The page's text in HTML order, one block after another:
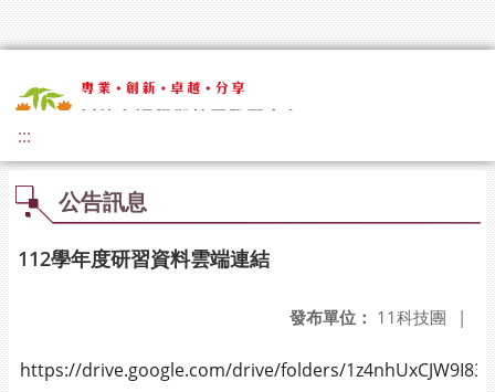
:::
公告訊息
112學年度研習資料雲端連結
發布單位： 11科技團 |
https://drive.google.com/drive/folders/